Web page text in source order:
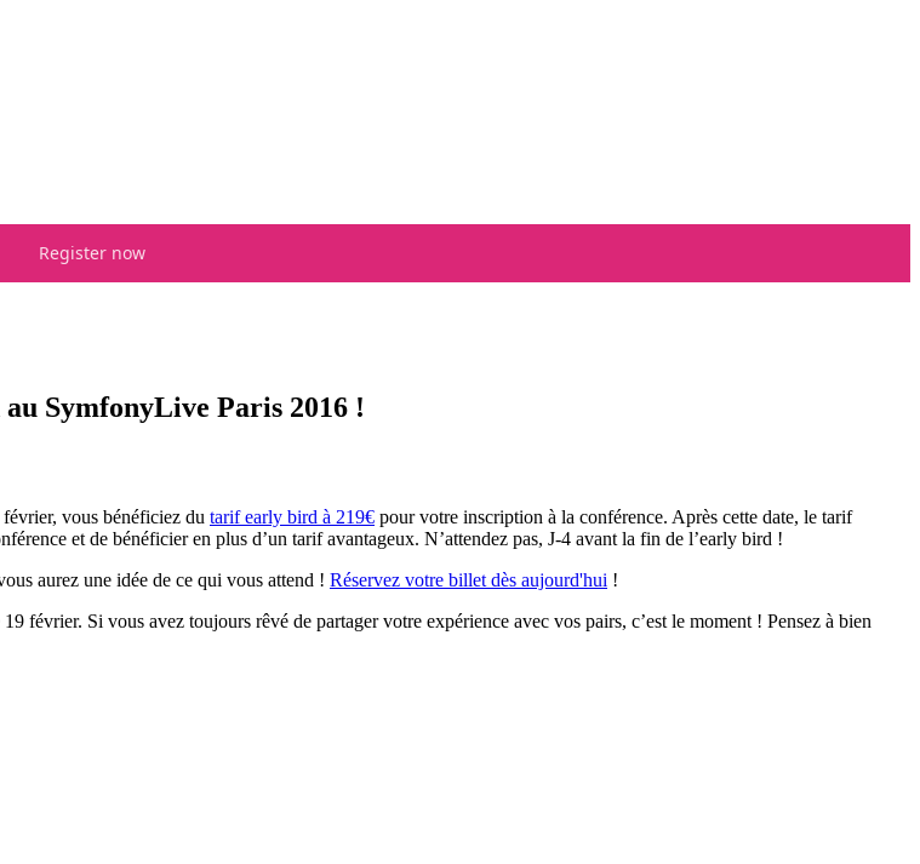
Register now
SymfonyLive Paris 2016 !
vous bénéficiez du tarif early bird à 219€ pour votre inscription à la conférence. Après cette date, le tarif
et de bénéficier en plus d’un tarif avantageux. N’attendez pas, J-4 avant la fin de l’early bird !
aurez une idée de ce qui vous attend ! Réservez votre billet dès aujourd'hui !
février. Si vous avez toujours rêvé de partager votre expérience avec vos pairs, c’est le moment ! Pensez à bien